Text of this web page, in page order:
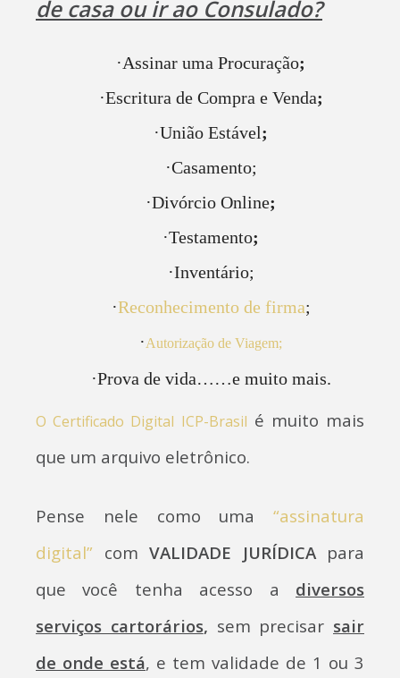
de casa ou ir ao Consulado?
·Assinar uma Procuração;
·Escritura de Compra e Venda;
·União Estável;
·Casamento;
·Divórcio Online;
·Testamento;
·Inventário;
·Reconhecimento de firma;
·Autorização de Viagem;
·Prova de vida……e muito mais.
O Certificado Digital ICP-Brasil é muito mais
que um arquivo eletrônico.
Pense nele como uma “assinatura
digital” com VALIDADE JURÍDICApara
que você tenha acesso a diversos
serviços cartorários, sem precisar sair
de onde está, e tem validade de 1 ou 3